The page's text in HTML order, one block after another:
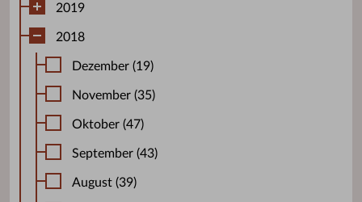
2019
2018
Dezember (19)
November (35)
Oktober (47)
September (43)
August (39)